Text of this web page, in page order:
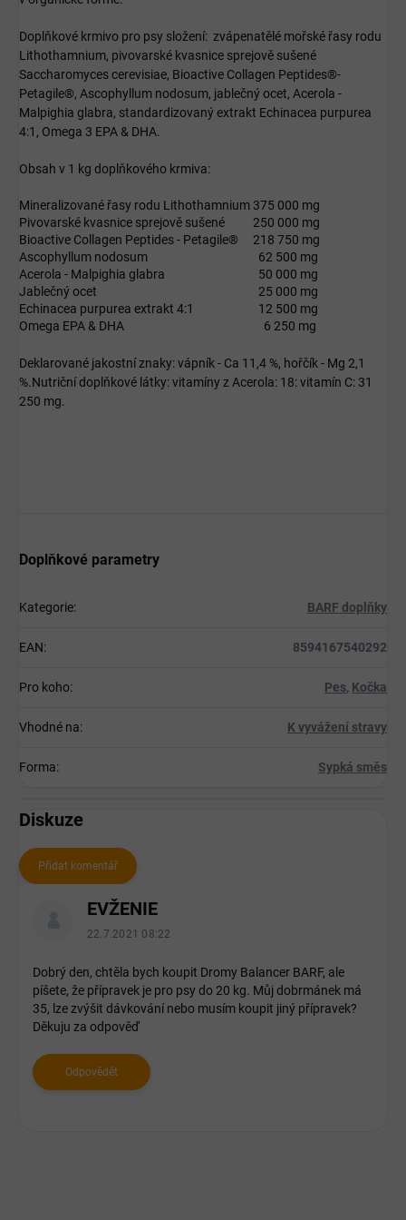
Doplňkové krmivo pro psy složení: zvápenatělé mořské řasy rodu
Lithothamnium, pivovarské kvasnice sprejově sušené
Saccharomyces cerevisiae, Bioactive Collagen Peptides®-
Petagile®, Ascophyllum nodosum, jablečný ocet, Acerola -
Malpighia glabra, standardizovaný extrakt Echinacea purpurea
4:1, Omega 3 EPA & DHA.
Obsah v 1 kg doplňkového krmiva:
Mineralizované řasy rodu Lithothamnium 375 000 mg
Pivovarské kvasnice sprejově sušené
250 000 mg
Bioactive Collagen Peptides - Petagile®
218 750 mg
Ascophyllum nodosum
62 500 mg
Acerola - Malpighia glabra
50 000 mg
Jablečný ocet
25 000 mg
Echinacea purpurea extrakt 4:1
12 500 mg
Omega EPA & DHA
6 250 mg
Deklarované jakostní znaky: vápník - Ca 11,4 %, hořčík - Mg 2,1
%.Nutriční doplňkové látky: vitamíny z Acerola: 18: vitamín C: 31
250 mg.
Doplňkové parametry
Kategorie: BARF doplňky
EAN: 8594167540292
Pro koho: Pes, Kočka
Vhodné na: K vyvážení stravy
Forma: Sypká směs
Diskuze
Přidat komentář
EVŽENIE
22.7.2021 08:22
Dobrý den, chtěla bych koupit Dromy Balancer BARF, ale
píšete, že přípravek je pro psy do 20 kg. Můj dobrmánek má
35, lze zvýšit dávkování nebo musím koupit jiný přípravek?
Děkuju za odpověď
Odpovědět